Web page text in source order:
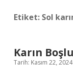
Etiket: Sol
Karın
Tarih: Kasım 22, 2024